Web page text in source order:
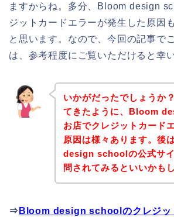
ますからね。多分、Bloom design
ジットカードエラーが発生した原因
と思います。なので、今回の記事で
は、参考程度にご覧いただけると幸
いかがだったでしょうか
てきたように、Bloom
お店でクレジットカード
原因は様々あります。後
design schoolの公式サ
問されてみるといいかも
⇒ Bloom design schoolのクレジッ